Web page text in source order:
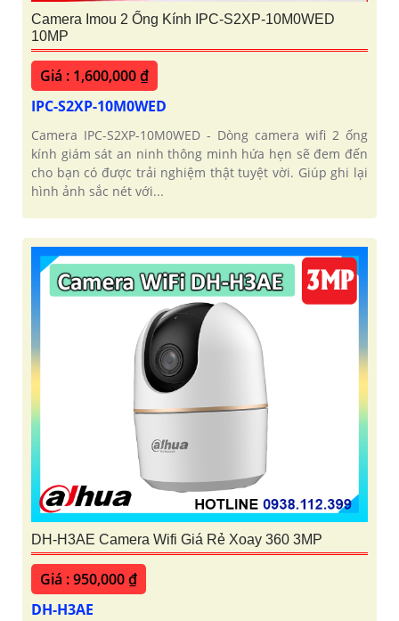
Camera Imou 2 Ống Kính IPC-S2XP-10M0WED
10MP
Giá : 1,600,000 ₫
IPC-S2XP-10M0WED
Camera IPC-S2XP-10M0WED - Dòng camera wifi 2 ống
kính giám sát an ninh thông minh hứa hẹn sẽ đem đến
cho bạn có được trải nghiệm thật tuyệt vời. Giúp ghi lại
hình ảnh sắc nét với...
DH-H3AE Camera Wifi Giá Rẻ Xoay 360 3MP
Giá : 950,000 ₫
DH-H3AE